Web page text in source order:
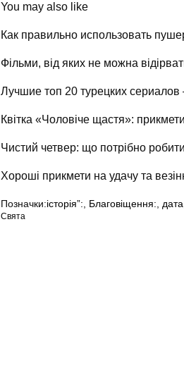
You may also like
Как правильно использовать
Фільми, від яких не можна
Лучшие топ 20 турецких
Квітка «Чоловіче щастя»:
Чистий четвер: що потрібно
Хороші прикмети на удачу та
Позначки:історія”: Благовіщення: дата
Свята